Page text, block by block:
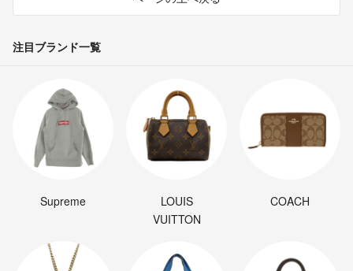
注目ブランド一覧
Supreme
LOUIS
VUITTON
COACH